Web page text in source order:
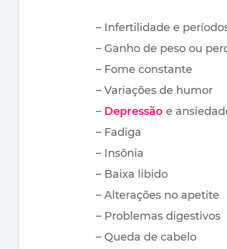
– Infertilidade e
– Ganho de peso ou
– Fome constante
– Variações de humor
– Depressão e
– Fadiga
– Insônia
– Baixa libido
– Alterações no apetite
– Problemas digestivos
– Queda de cabelo